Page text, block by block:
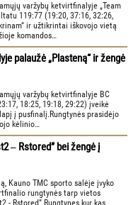
varžybų ketvirtfinalyje „Team
119:77 (19:20, 37:16, 32:26,
ir užtikrintai iškovojo vietą
komandos…
palaužė „Plasteną“ ir žengė
varžybų ketvirtfinalyje BC
18:25, 19:18, 29:22) įveikė
į pusfinalį.Rungtynės prasidėjo
kėlinio…
‒ Rstored” bei žengė į
Kauno TMC sporto salėje įvyko
rungtynės tarp vietos
- Rstored”.Rungtynes kur kas